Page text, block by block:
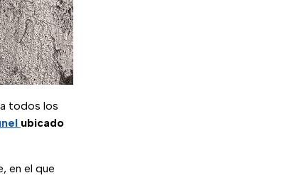
todos los
ubicado
en el que